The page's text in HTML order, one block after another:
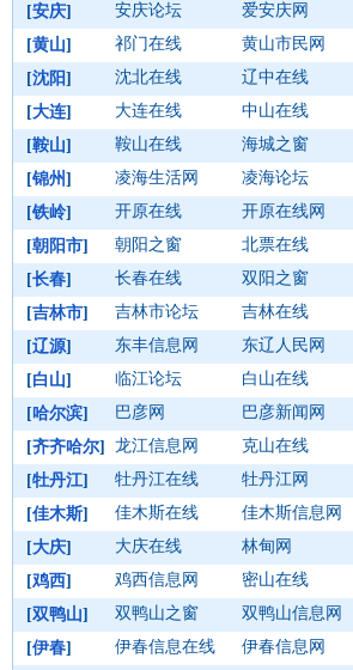
[安庆] 安庆论坛 爱安庆网
[黄山] 祁门在线 黄山市民网
[沈阳] 沈北在线 辽中在线
[大连] 大连在线 中山在线
[鞍山] 鞍山在线 海城之窗
[锦州] 凌海生活网 凌海论坛
[铁岭] 开原在线 开原在线网
[朝阳市] 朝阳之窗 北票在线
[长春] 长春在线 双阳之窗
[吉林市] 吉林市论坛 吉林在线
[辽源] 东丰信息网 东辽人民网
[白山] 临江论坛 白山在线
[哈尔滨] 巴彦网 巴彦新闻网
[齐齐哈尔] 龙江信息网 克山在线
[牡丹江] 牡丹江在线 牡丹江网
[佳木斯] 佳木斯在线 佳木斯信息网
[大庆] 大庆在线 林甸网
[鸡西] 鸡西信息网 密山在线
[双鸭山] 双鸭山之窗 双鸭山信息网
[伊春] 伊春信息在线 伊春信息网